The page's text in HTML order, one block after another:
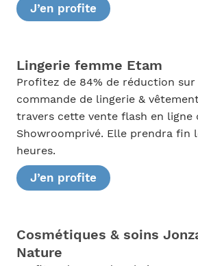
J’en profite
Lingerie femme Etam
Profitez de 84% de réduction
commande de lingerie &
travers cette vente flash en ligne
Showroomprivé. Elle prendra fin
heures.
J’en profite
Cosmétiques & soins
Nature